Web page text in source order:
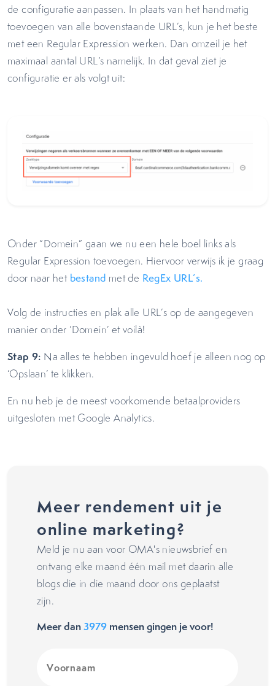
de configuratie aanpassen. In plaats van het handmatig
toevoegen van alle bovenstaande URL’s, kun je het beste
met een Regular Expression werken. Dan omzeil je het
maximaal aantal URL’s namelijk. In dat geval ziet je
configuratie er als volgt uit:
Onder “Domein” gaan we nu een hele boel links als
Regular Expression toevoegen. Hiervoor verwijs ik je graag
door naar het bestand met de RegEx URL’s.
Volg de instructies en plak alle URL’s op de aangegeven
manier onder ‘Domein’ et voilà!
Stap 9: Na alles te hebben ingevuld hoef je alleen nog op
‘Opslaan’ te klikken.
En nu heb je de meest voorkomende betaalproviders
uitgesloten met Google Analytics.
Meer rendement uit je
online marketing?
Meld je nu aan voor OMA's nieuwsbrief en
ontvang elke maand één mail met daarin alle
blogs die in die maand door ons geplaatst
zijn.
Meer dan3979 mensen gingen je voor!
(Vereist)